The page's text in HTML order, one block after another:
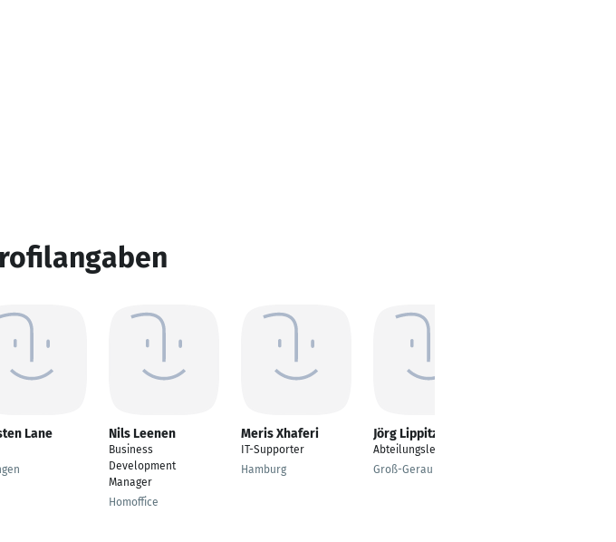
Lane Nils Leenen
Business
Development
Manager
Homoffice
Meris Xhaferi
IT-Supporter
Hamburg
Jörg Lippitz
Abteilungsleiter
Groß-Gerau